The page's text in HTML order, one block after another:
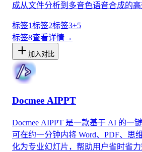
成从文件分析到多音色语音合成的高
标签1标签2标签3+5
标签8查看详情→
加入对比
Docmee AIPPT
Docmee AIPPT 是一款基于 AI 的一
可在约一分钟内将 Word、PDF、思
化为专业幻灯片，帮助用户省时省力